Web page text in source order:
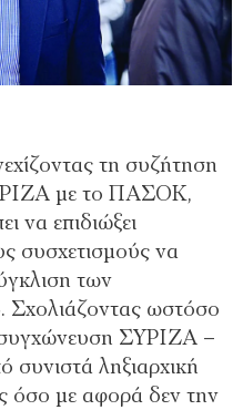
τη συζήτηση
με το ΠΑΣΟΚ,
να επιδιώξει
συσχετισμούς να
των
Σχολιάζοντας ωστόσο
ΣΥΡΙΖΑ –
ληξιαρχική
όσο με αφορά δεν την